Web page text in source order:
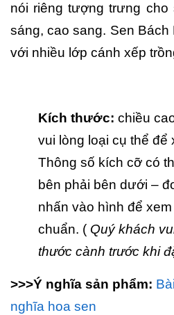
nói riêng tượng trưng cho
sáng, cao sang. Sen Bách
với nhiều lớp cánh xếp
Kích thước: chiều
vui lòng loại cụ thể để
Thông số kích cỡ có
bên phải bên dưới –
nhấn vào hình để
chuẩn. ( Quý khách
thước cành trước khi
>>>Ý nghĩa sản phẩm:
nghĩa hoa sen